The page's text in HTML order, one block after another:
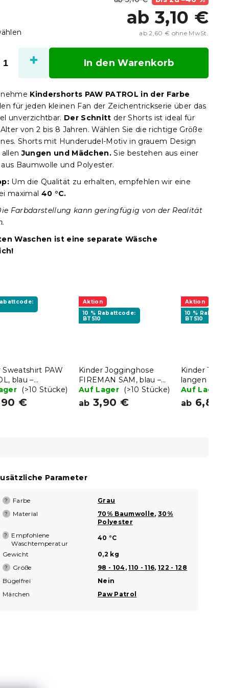
ab 3,10 €
ab2,60 € ohne MwSt.
In den Warenkorb
Kindershorts PAW PATROL in der Farbe
für jeden kleinen Fan der Zeichentrickserie über das
unverzichtbar. Der Schnitt der Shorts ist ideal für
von 2 bis 8 Jahren. Wählen Sie die richtige Größe
Shorts mit Hunderudel-Motiv in grauem Design
allenJungen und Mädchen. Sie bestehen aus einer
Baumwolle und Polyester.
Um die Qualität zu erhalten, empfehlen wir eine
maximal 40 °C.
Farbdarstellung kann geringfügig von der Realität
Waschen ist eine separate Wäsche
Sweatshirt PAW
blau –
Größen
(>10 Stücke)
€
Aktion
10 % Rabattcode:
BTS10
Kinder Jogginghose
FIREMAN SAM, blau –
verschiedene Größen
Auf Lager (>10 Stücke)
ab 3,90 €
Aktion
10 %
BTS10
Kinder T-
langen
PAW
-
Auf Lager
ab 6,80
Parameter
? Farbe Grau
? Material 70% Baumwolle,30%
Polyester
?
Empfohlene
Waschtemperatur
40 °C
Gewicht 0,2 kg
? Größe 98 - 104 ,110 - 116,122 - 128
Bügelfrei
Nein
Märchen
Paw Patrol